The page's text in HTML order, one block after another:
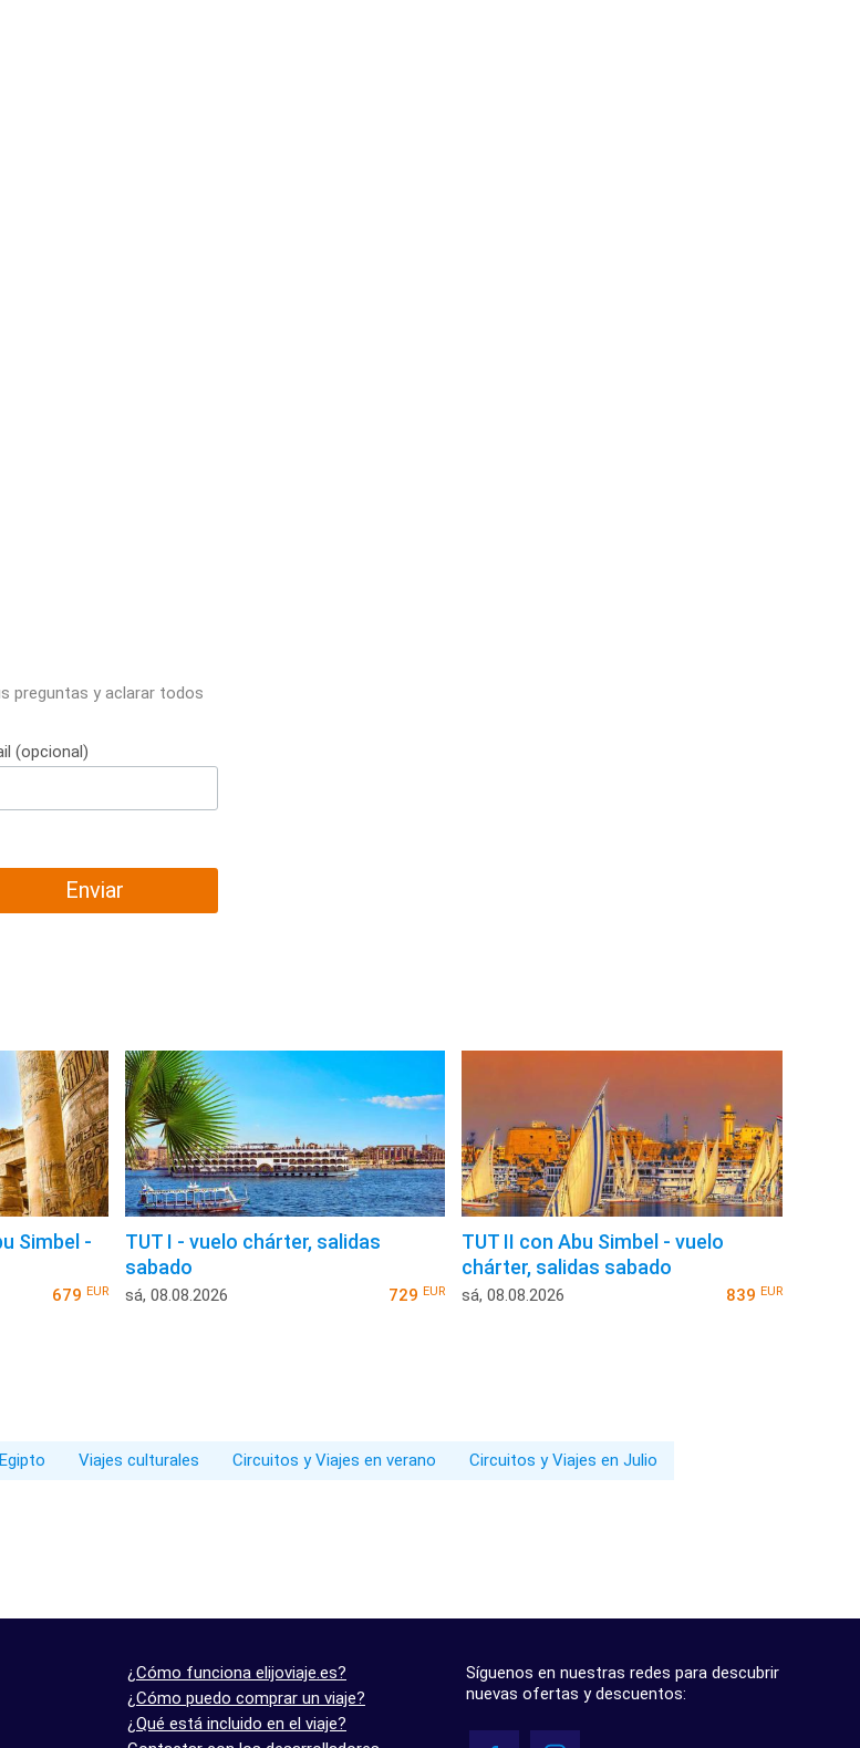
preguntas y aclarar todos
(opcional)
Enviar
Simbel -
679 EUR
TUT I - vuelo chárter, salidas
sabado
sá, 08.08.2026 729EUR
TUT II con Abu Simbel - vuelo
chárter, salidas sabado
sá, 08.08.2026 839 EUR
Viajes culturales Circuitos y Viajes en verano
Circuitos y Viajes en Julio
¿Cómo funciona elijoviaje.es?
¿Cómo puedo comprar un viaje?
¿Qué está incluido en el viaje?
Síguenos en nuestras redes para descubrir
nuevas ofertas y descuentos: